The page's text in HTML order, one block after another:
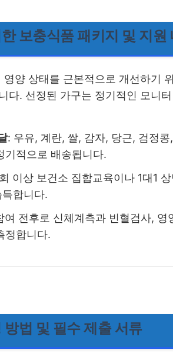
보충식품 패키지 및 지원
양 상태를 근본적으로 개선하기
다. 선정된 가구는 정기적인 모니
: 우유, 계란, 쌀, 감자, 당근, 검정
기적으로 배송됩니다.
이상 보건소 집합교육이나 1대1
합니다.
여 전후로 신체계측과 빈혈검사, 영
정합니다.
법 및 필수 제출 서류